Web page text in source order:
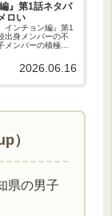
』第1話ネタバ
ロい
インチョン編』第1
出身メンバーの不
ンバーの積極的
点で絶対に見逃せ
2026.06.16
）
県の男子